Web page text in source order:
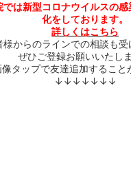
では新型コロナウイルスの
化をしております。
詳しくはこちら
様からのラインでの相談も
ぜひご登録お願いいたしま
タップで友達追加すること
↓↓↓↓↓↓↓